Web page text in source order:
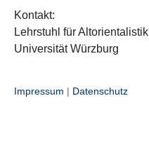
Kontakt:
Lehrstuhl für Altorientalistik
Universität Würzburg
Impressum | Datenschutz